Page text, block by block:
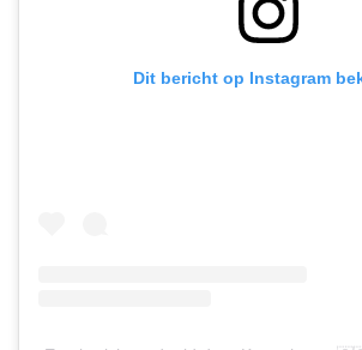
Dit bericht op Instagram